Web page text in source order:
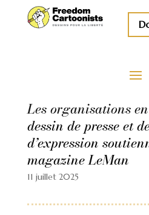
Les organisations
dessin de presse et
d’expression
magazine LeMan
11 juillet 2025